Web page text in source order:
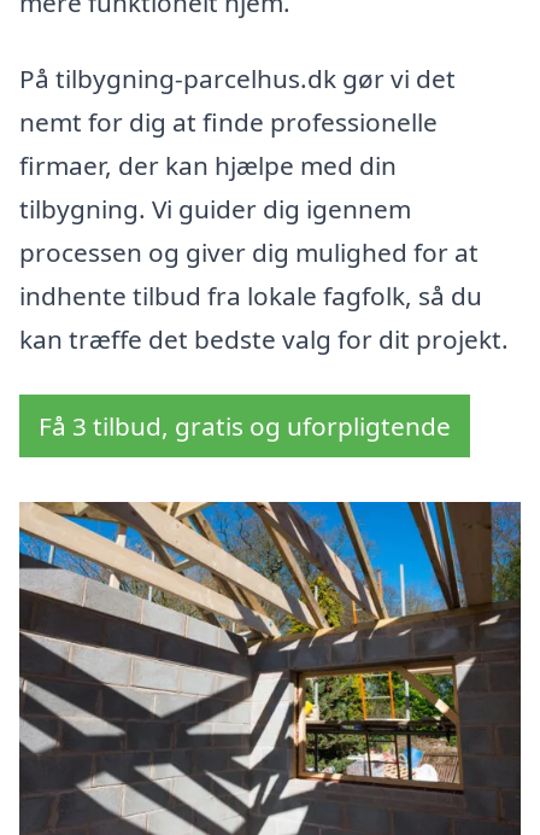
På tilbygning-parcelhus.dk gør vi det
nemt for dig at finde professionelle
firmaer, der kan hjælpe med din
tilbygning. Vi guider dig igennem
processen og giver dig mulighed for at
indhente tilbud fra lokale fagfolk, så du
kan træffe det bedste valg for dit projekt.
Få 3 tilbud, gratis og uforpligtende